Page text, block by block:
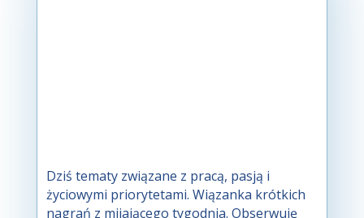
Dziś tematy związane z pracą, pasją i
życiowymi priorytetami. Wiązanka krótkich
nagrań z mijającego tygodnia. Obserwuję